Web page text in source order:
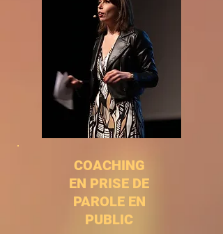
COACHING
EN PRISE DE
PAROLE EN
PUBLIC